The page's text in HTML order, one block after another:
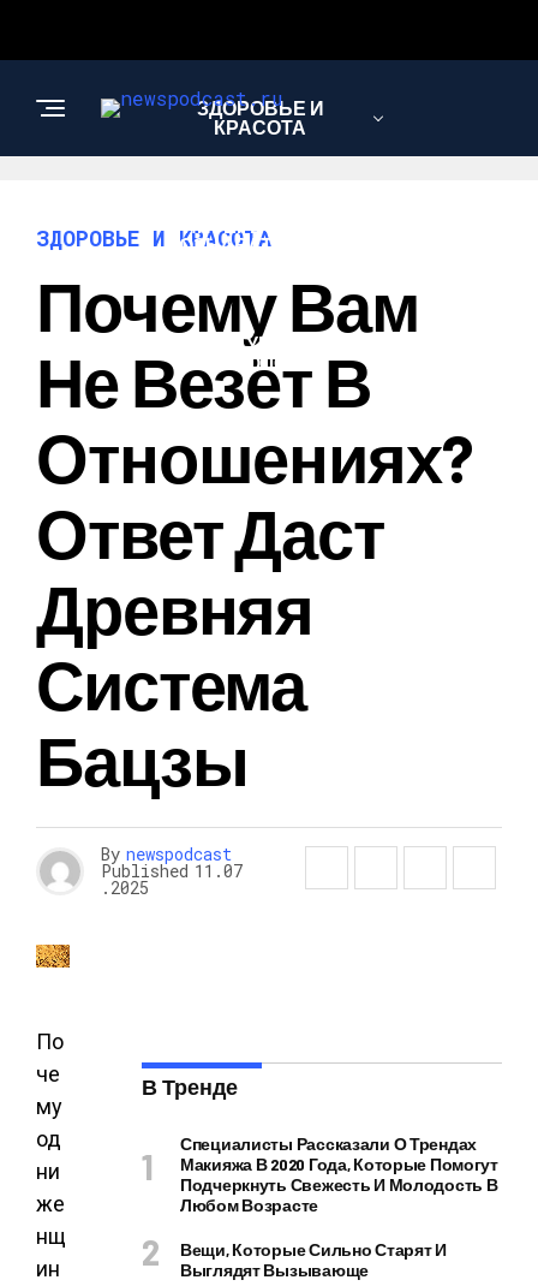
ЗДОРОВЬЕ И
КРАСОТА
ИНТЕРЕСНОЕ И
ПОЗНАВАТЕЛЬНОЕ
НАУКА И
ТЕХНОЛОГИИ
ЗДОРОВЬЕ И КРАСОТА
Почему Вам
Не Везёт В
Отношениях?
Ответ Даст
Древняя
Система
Бацзы
By newspodcast
Published 11.07
.2025
По
че
му
од
ни
же
нщ
ин
В Тренде
Специалисты Рассказали О Трендах
Макияжа В 2020 Года, Которые Помогут
Подчеркнуть Свежесть И Молодость В
Любом Возрасте
Вещи, Которые Сильно Старят И
Выглядят Вызывающе